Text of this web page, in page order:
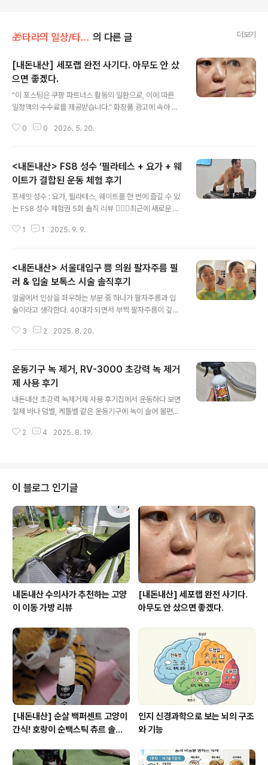
🎁타라의 일상/타라의 Pick! (내돈내산) 의 다른 글 더보기
[내돈내산] 세포랩 완전 사기다. 아무도 안 샀
으면 좋겠다.
"이 포스팅은 쿠팡 파트너스 활동의 일환으로, 이에 따른
일정액의 수수료를 제공받습니다." 화장품 광고에 속아 돈
달 동안 써보니 이건 진짜 '사기'라는 말밖에 안 나온다.. 솔
은, 아무도 안 샀으면 좋겠는 그런 화장품. 바로 세포랩 바
이오리서치 에센스 이야기다. 40대에 접어들면서 나날이
늘어가는 모공과 주름, 잃어가는 탄력으로 거울 보기도 싫
어져 관리하기를 그냥 포기해버린 내 모습.관리를 전혀 하
지 않으니 피지들이 쌓여 뾰루지들이 보기 싫게 올라왔다.
넓어진 모공과 그 속에 깊숙히 박힌 블랙헤드.. 세수를 깔끔
0 0 2026. 5. 20.
<내돈내산> FS8 성수 ‘필라테스 + 요가 + 웨
이트가 결합된 운동 체험 후기
프세잇 성수 : 요가, 필라테스, 웨이트를 한 번에 즐길 수 있
는 FS8 성수 체험권 5회 솔직 리뷰 🏋️‍♀️✨최근에 새로운 운
요가, 필라테스, 웨이트를 동시에 할 수 있는 운동이라길래
공간에 운동 기구들이 체계적으로 배치되어 있어서 마음이
안정되었다. 한켠에는 굿즈들을 구입할 수 있는 공간도 마
련되어 있어서, 혹시나 필라테스 양말이 없는 분들은 수업
전에 구입 후 착용하면 됨2. 수업 시스템 – FS8만의 차별
점FS8은 필라테스, 요가, 웨이트 트레이닝이 결합된 피트
니스 클래스다.필라테스 동작으로 코어 안정과 정렬을 잡
1 1 2025. 9. 9.
<내돈내산> 서울대입구 쁨 의원 팔자주름 필
러 & 입술 보톡스 시술 솔직후기
얼굴에서 인상을 좌우하는 부분 중 하나가 팔자주름과 입
술이라고 생각한다. 40대가 되면서 부쩍 팔자주름이 깊어
들어가 더 얇아진 것 같은 기분이 드는 요즘... 점점 거울 볼
맞아보기로 결심! 고민은 예뻐지는 시기를 늦출 뿐..!! 나는
집에서 가까운 서울대입구에 위치한 쁨 의원에서 국산 팔
자주름 필러와 입술 보톡스와 입꼬리 보톡스를 함께 시술
받기로 마음먹은 김에 카톡으로 문의하니 빠르게 간편하게
상담을 받을 수 있었고, 바로 다음날로 예약을 잡아 쁨의원
을 방문했다.상담을 통해 내 얼굴 상태를 체크한 뒤, 과하지
3 2 2025. 8. 20.
운동기구 녹 제거, RV-3000 초강력 녹 제거
제 사용 후기
내돈내산 초강력 녹제거제 사용 후기집에서 운동하다 보면
철제 바나 덤벨, 케틀벨 같은 운동기구에 녹이 슬어 불편할
도 하고, 미관상이나 위생상 좋지 않다.집에서 사용하는 이
력 녹 제거제를 사용해 보게 되었다.사진에서 보듯이 그립
부분이 누렇게 변색되고, 군데군데 녹이 심하게 낀 상태였
다. 표면이 거칠고 손에 쥐면 느낌이 안 좋아서 당장이라도
닦아내고 싶은 마음이 들 정도였다. 녹이 심하게 낀 상태라
운동할 때 사용하는 것이 계속 꺼려져서 RV-3000 녹 제
거제를 이용해 셀프..
2 4 2025. 8. 19.
이 블로그 인기글
내돈내산 수의사가 추천하는 고양
이 이동 가방 리뷰
[내돈내산] 세포랩 완전 사기다.
아무도 안 샀으면 좋겠다.
[내돈내산] 순살 백퍼센트 고양이
간식! 호랑이 순백스틱 츄르 솔직
인지 신경과학으로 보는 뇌의 구조
와 기능